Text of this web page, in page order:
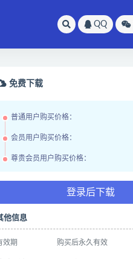
QQ
免费下载
普通用户购买价格：
会员用户购买价格：
尊贵会员用户购买价格：
登录后下载
他信息
效期 购买后永久有效